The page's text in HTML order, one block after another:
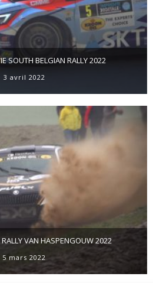
SOUTH BELGIAN RALLY 2022
3 avril 2022
VAN HASPENGOUW 2022
5 mars 2022